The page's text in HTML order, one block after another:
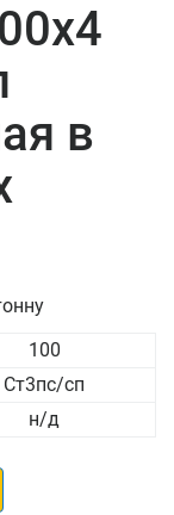
в
100
Ст3пс/сп
н/д